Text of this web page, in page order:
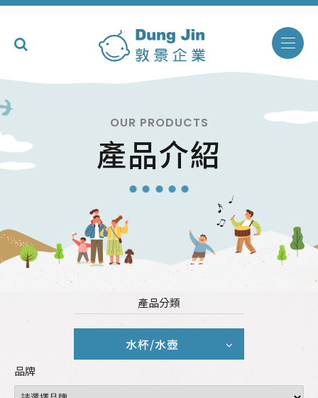
OUR PRODUCTS
產品介紹
產品分類
水杯/水壺
品牌